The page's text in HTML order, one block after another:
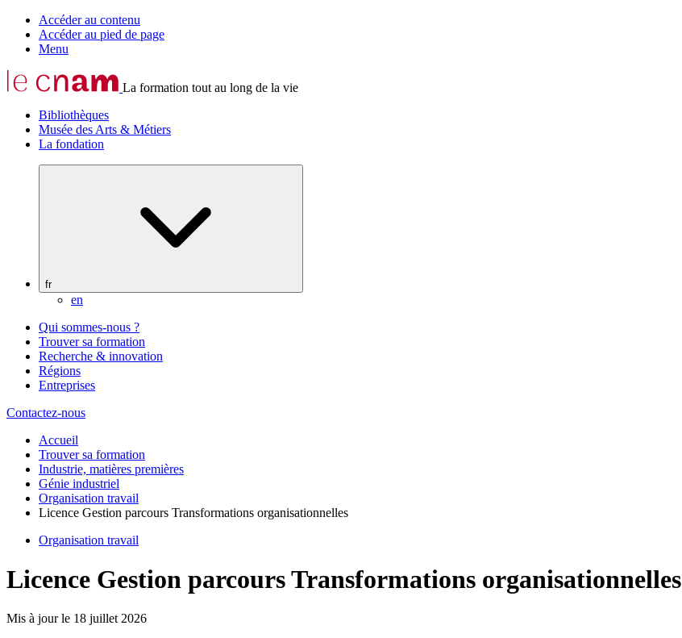
Accéder au contenu
Accéder au pied de page
Menu
La formation tout au long de la vie
Bibliothèques
Musée des Arts & Métiers
La fondation
fr
en
Qui sommes-nous ?
Trouver sa formation
Recherche & innovation
Régions
Entreprises
Contactez-nous
Accueil
Trouver sa formation
Industrie, matières premières
Génie industriel
Organisation travail
Licence Gestion parcours Transformations organisationnelles
Organisation travail
Licence Gestion parcours Transformations organisationnelles
Mis à jour le 18 juillet 2026